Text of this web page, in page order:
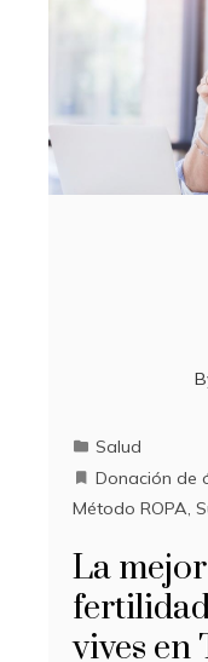
Salud
Donación de
Método ROPA,
La
vives en